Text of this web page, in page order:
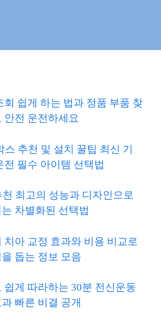
회 쉽게 하는 법과 정품 부품 찾
안전 운전하세요
스 추천 및 설치 꿀팁 최신 기
전 필수 아이템 선택법
최고의 성능과 디자인으로
차별화된 선택법
치아 교정 효과와 비용 비교로
돕는 정보 모음
쉽게 따라하는 30분 전신운동
빠른 비결 공개